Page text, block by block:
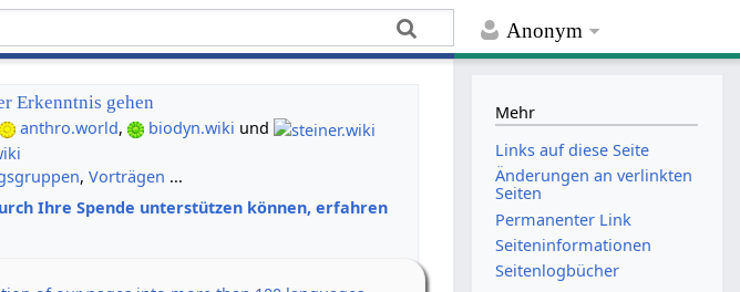
Anonym
Erkenntnis gehen
anthro.world, biodyn.wiki und
,Vorträgen ...
Ihre Spende unterstützen können, erfahren
Mehr
Links auf diese Seite
Änderungen an verlinkten
Seiten
Permanenter Link
Seiten­­informationen
Seitenlogbücher